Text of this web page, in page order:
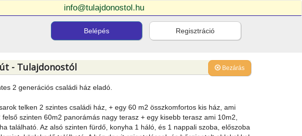
info@tulajdonostol.hu
Belépés Regisztráció
Bezárás
- Tulajdonostól
2 generációs családi ház eladó.
telken 2 szintes családi ház, + egy 60 m2 összkomfortos kis ház, ami
szinten 60m2 panorámás nagy terasz + egy kisebb terasz ami 10m2,
található. Az alsó szinten fürdő, konyha 1 háló, és 1 nappali szoba, előszoba